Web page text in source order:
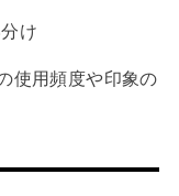
け
使用頻度や印象の